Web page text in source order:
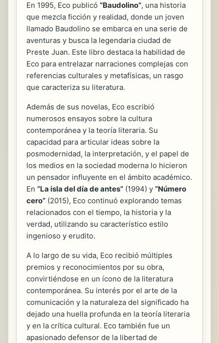
En 1995, Eco publicó “Baudolino”, una historia
que mezcla ficción y realidad, donde un joven
llamado Baudolino se embarca en una serie de
aventuras y busca la legendaria ciudad de
Preste Juan. Este libro destaca la habilidad de
Eco para entrelazar narraciones complejas con
referencias culturales y metafísicas, un rasgo
que caracteriza su literatura.
Además de sus novelas, Eco escribió
numerosos ensayos sobre la cultura
contemporánea y la teoría literaria. Su
capacidad para articular ideas sobre la
posmodernidad, la interpretación, y el papel de
los medios en la sociedad moderna lo hicieron
un pensador influyente en el ámbito académico.
En “La isla del día de antes” (1994) y “Número
cero” (2015), Eco continuó explorando temas
relacionados con el tiempo, la historia y la
verdad, utilizando su característico estilo
ingenioso y erudito.
A lo largo de su vida, Eco recibió múltiples
premios y reconocimientos por su obra,
convirtiéndose en un ícono de la literatura
contemporánea. Su interés por el arte de la
comunicación y la naturaleza del significado ha
dejado una huella profunda en la teoría literaria
y en la crítica cultural. Eco también fue un
apasionado defensor de la libertad de